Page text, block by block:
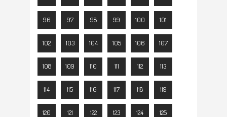
96 97 98 99 100 101
102 103 104 105 106 107
108 109 110 111 112 113
114 115 116 117 118 119
120 121 122 123 124 125